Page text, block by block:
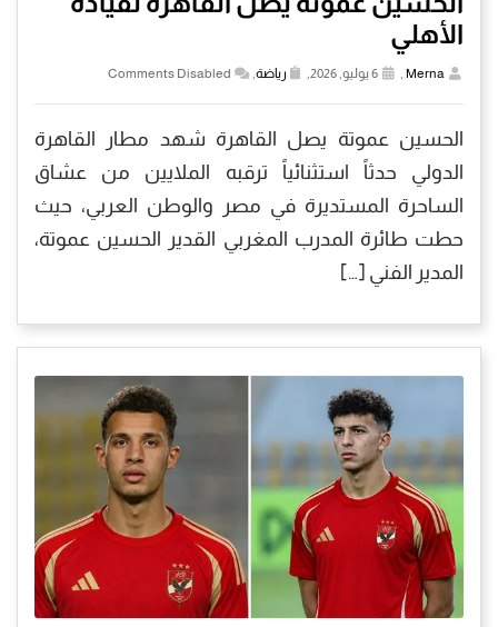
الأهلي
Merna
, رياضة,
Comments Disabled
الحسين عموتة يصل القاهرة شهد مطار القاهرة
الدولي حدثاً استثنائياً ترقبه الملايين من عشاق
الساحرة المستديرة في مصر والوطن العربي، حيث
حطت طائرة المدرب المغربي القدير الحسين عموتة،
المدير الفني […]